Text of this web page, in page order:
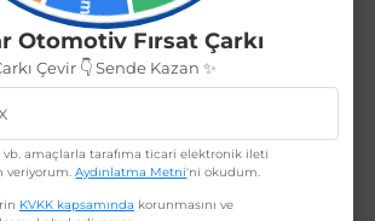
birinin uyumsuz olması durumunda
ET Değerleri
Otomotiv Fırsat Çarkı
Çevir 👇 Sende Kazan ✨
vb. amaçlarla tarafıma ticari elektronik ileti
veriyorum.Aydınlatma Metni'ni okudum.
KVKK kapsamında korunmasını ve